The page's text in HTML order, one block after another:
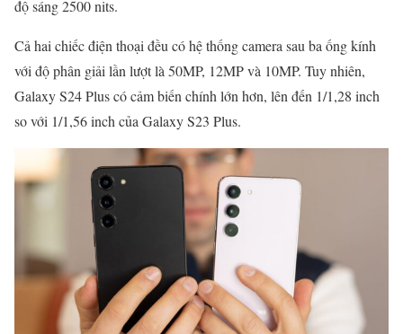
độ sáng 2500 nits.
Cả hai chiếc điện thoại đều có hệ thống camera sau ba ống kính
với độ phân giải lần lượt là 50MP, 12MP và 10MP. Tuy nhiên,
Galaxy S24 Plus có cảm biến chính lớn hơn, lên đến 1/1,28 inch
so với 1/1,56 inch của Galaxy S23 Plus.